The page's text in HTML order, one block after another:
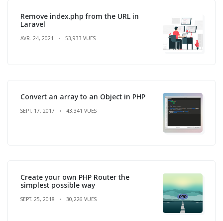
Remove index.php from the URL in
Laravel
AVR. 24, 2021 53,933 VUES
Convert an array to an Object in PHP
SEPT. 17, 2017 43,341 VUES
Create your own PHP Router the
simplest possible way
SEPT. 25, 2018 30,226 VUES